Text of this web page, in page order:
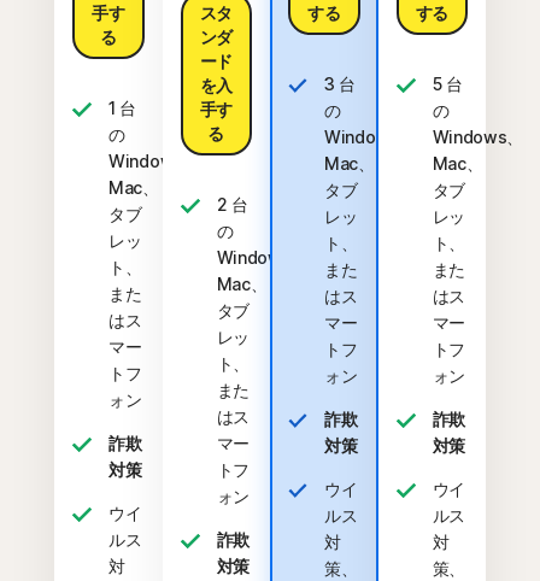
手す
る
1 台
の
Windows、
Mac、
タブ
レッ
ト、
また
はス
マー
トフ
ォン
詐欺
対策
ウイ
ルス
対
スタ
ンダ
ード
を入
手す
る
2 台
の
Windows、
Mac、
タブ
レッ
ト、
また
はス
マー
トフ
ォン
詐欺
対策
する
3 台
の
Windows、
Mac、
タブ
レッ
ト、
また
はス
マー
トフ
ォン
詐欺
対策
ウイ
ルス
対
策、
する
5 台
の
Windows、
Mac、
タブ
レッ
ト、
また
はス
マー
トフ
ォン
詐欺
対策
ウイ
ルス
対
策、